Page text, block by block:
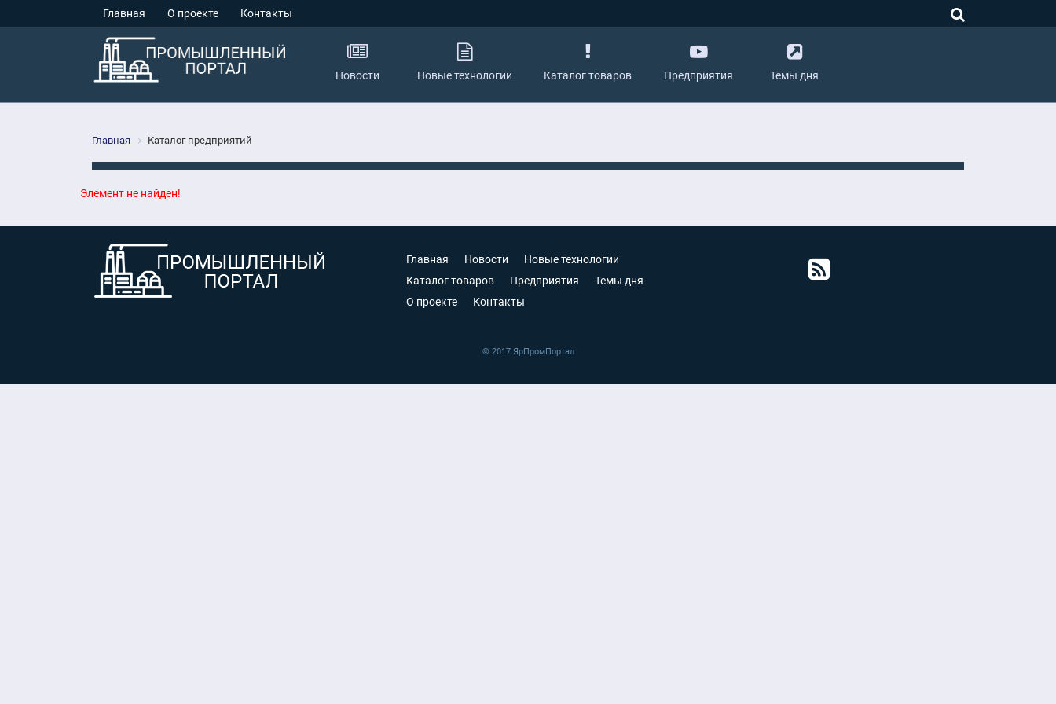
Главная О проекте Контакты
Новости Новые технологии Каталог товаров Предприятия Темы дня
Главная Каталог предприятий
Элемент не найден!
Главная Новости
Новые технологии
Каталог товаров
Предприятия
Темы дня
О проекте
Контакты
© 2017 ЯрПромПортал